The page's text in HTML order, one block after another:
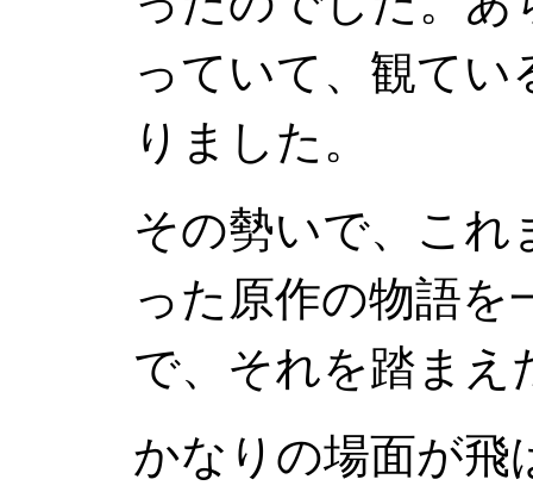
っていて、観て
りました。
その勢いで、これ
った原作の物語を
で、それを踏まえ
かなりの場面が飛